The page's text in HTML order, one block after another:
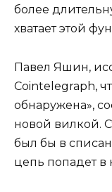
более
хватает этой
Павел Яшин,
Cointelegraph,
обнаружена»,
новой вилкой.
был бы в
цепь попадет в